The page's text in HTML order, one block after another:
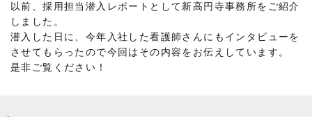
以前、採用担当潜入レポートとして新高円寺事務所をご紹介
しました。
潜入した日に、今年入社した看護師さんにもインタビューを
させてもらったので今回はその内容をお伝えしています。
是非ご覧ください！